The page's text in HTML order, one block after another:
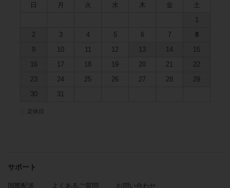
日 月 火 水 木 金
1
2
3 4 5 6 7
8
9
10 11 12 13 14
15
16
17 18 19 20 21
22
23
24 25 26 27 28
29
30
31
定休日
サポート
国際配送 よくあるご質問 お問い合わせ